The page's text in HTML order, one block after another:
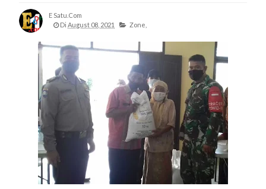
E Satu.com
DiAugust 08, 2021 Zone,